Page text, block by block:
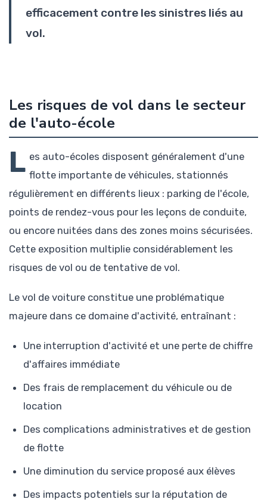
efficacement contre les sinistres liés au
vol.
Les risques de vol dans le secteur
de l'auto-école
L es auto-écoles disposent généralement d'une
flotte importante de véhicules, stationnés
régulièrement en différents lieux : parking de l'école,
points de rendez-vous pour les leçons de conduite,
ou encore nuitées dans des zones moins sécurisées.
Cette exposition multiplie considérablement les
risques de vol ou de tentative de vol.
Le vol de voiture constitue une problématique
majeure dans ce domaine d'activité, entraînant :
Une interruption d'activité et une perte de chiffre
d'affaires immédiate
Des frais de remplacement du véhicule ou de
location
Des complications administratives et de gestion
de flotte
Une diminution du service proposé aux élèves
Des impacts potentiels sur la réputation de